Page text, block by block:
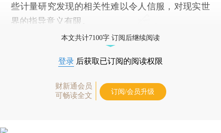
些计量研究发现的相关性难以令人信服，对现实世
界的指导意义有限。
本文共计7100字 订阅后继续阅读
登录 后获取已订阅的阅读权限
财新通会员
可畅读全文
订阅/会员升级